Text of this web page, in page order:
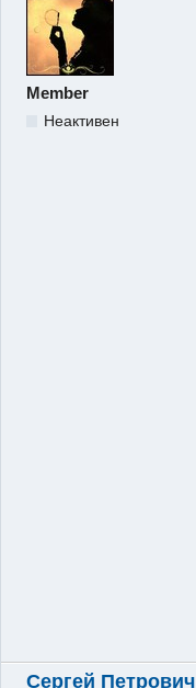
Member
Неактивен
Сергей Петрович